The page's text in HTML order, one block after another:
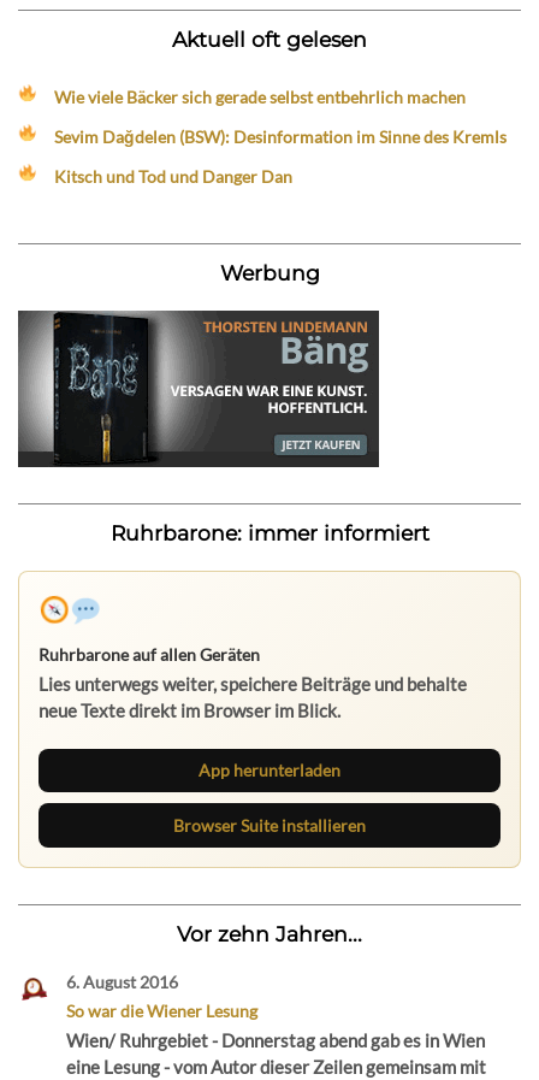
Aktuell oft gelesen
Wie viele Bäcker sich gerade selbst entbehrlich machen
Sevim Dağdelen (BSW): Desinformation im Sinne des Kremls
Kitsch und Tod und Danger Dan
Werbung
Ruhrbarone: immer informiert
Ruhrbarone auf allen Geräten
Lies unterwegs weiter, speichere Beiträge und behalte
neue Texte direkt im Browser im Blick.
App herunterladen
Browser Suite installieren
Vor zehn Jahren...
6. August 2016
So war die Wiener Lesung
Wien/ Ruhrgebiet - Donnerstag abend gab es in Wien
eine Lesung - vom Autor dieser Zeilen gemeinsam mit